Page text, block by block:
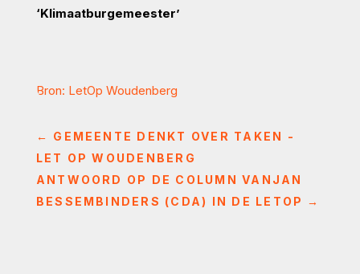
‘Klimaatburgemeester’
Bron: LetOp Woudenberg
← GEMEENTE DENKT OVER TAKEN -
LET OP WOUDENBERG
ANTWOORD OP DE COLUMN VANJAN
BESSEMBINDERS (CDA) IN DE LETOP →